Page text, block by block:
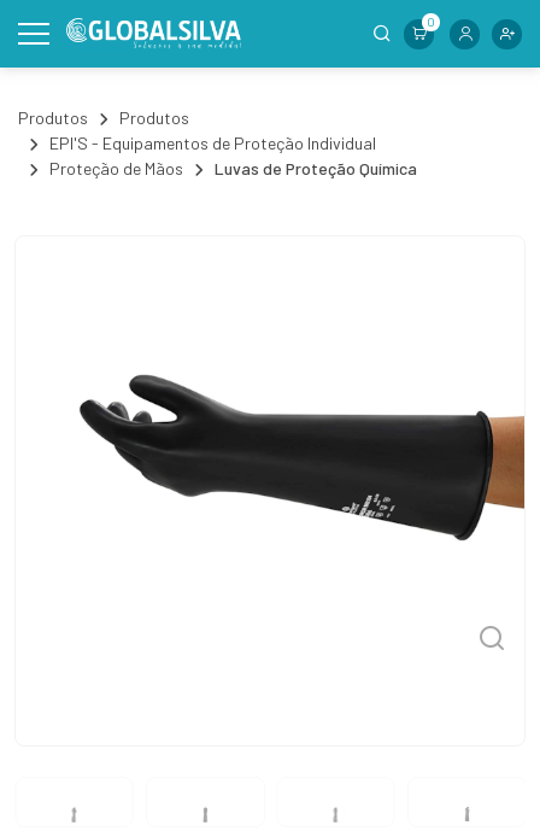
0
Produtos
Produtos
EPI'S - Equipamentos de Proteção Individual
Proteção de Mãos
Luvas de Proteção Química